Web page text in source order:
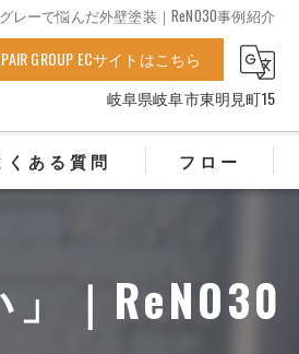
レーで悩んだ外壁塗装｜ReNO30事例紹介
GROUP ECサイトはこちら
岐阜県岐阜市東明見町15
くある質問 フロー
｜ReNO30